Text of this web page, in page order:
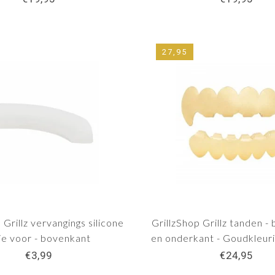
Grillz vervangings silicone
voor - bovenkant
€3,99
27,95
GrillzShop Grillz tanden -
en onderkant -
€24,95